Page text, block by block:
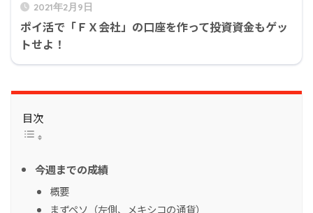
2021年2月9日
ポイ活で「ＦＸ会社」の口座を作って投資資金もゲッ
トせよ！
目次
今週までの成績
概要
まずペソ（左側、メキシコの通貨）